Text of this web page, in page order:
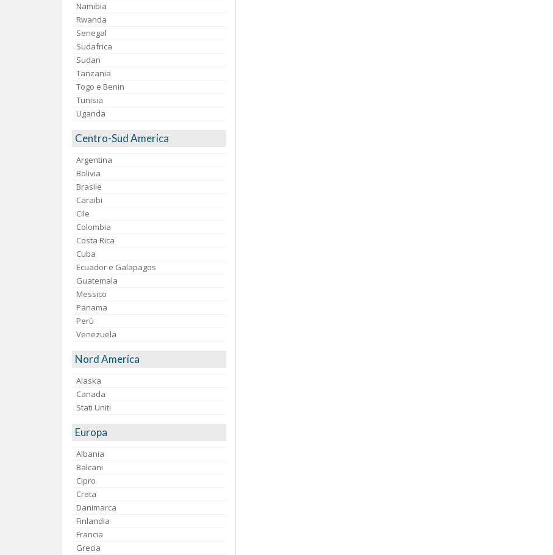
Namibia
Rwanda
Senegal
Sudafrica
Sudan
Tanzania
Togo e Benin
Tunisia
Uganda
Centro-Sud America
Argentina
Bolivia
Brasile
Caraibi
Cile
Colombia
Costa Rica
Cuba
Ecuador e Galapagos
Guatemala
Messico
Panama
Perù
Venezuela
Nord America
Alaska
Canada
Stati Uniti
Europa
Albania
Balcani
Cipro
Creta
Danimarca
Finlandia
Francia
Grecia